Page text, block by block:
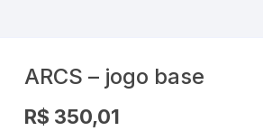
ARCS – jogo base
R$ 350,01